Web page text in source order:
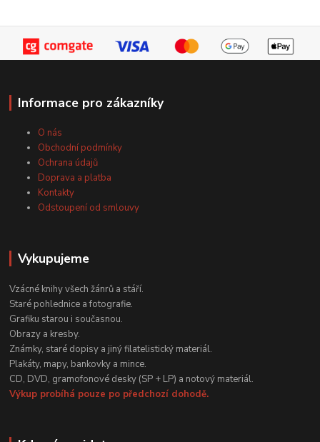
Informace pro zákazníky
O nás
Obchodní podmínky
Ochrana údajů
Doprava a platba
Kontakty
Odstoupení od smlouvy
Vykupujeme
Vzácné knihy všech žánrů a stáří.
Staré pohlednice a fotografie.
Grafiku starou i současnou.
Obrazy a kresby.
Známky, staré dopisy a jiný filatelistický materiál.
Plakáty, mapy, bankovky a mince.
CD, DVD, gramofonové desky (SP + LP) a notový materiál.
Výkup probíhá pouze po předchozí dohodě.